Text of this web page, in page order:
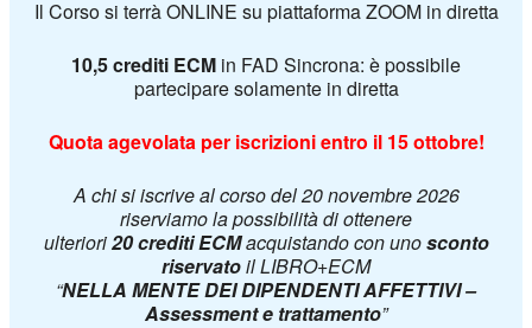
Il Corso si terrà ONLINE su piattaforma ZOOM in diretta
10,5 crediti ECM in FAD Sincrona: è possibile
partecipare solamente in diretta
Quota agevolata per iscrizioni entro il 15 ottobre!
A chi si iscrive al corso del 20 novembre 2026
riserviamo la possibilità di ottenere
ulteriori20 crediti ECMacquistando con unosconto
riservatoil LIBRO+ECM
“NELLA MENTE DEI DIPENDENTI AFFETTIVI –
Assessment e trattamento”